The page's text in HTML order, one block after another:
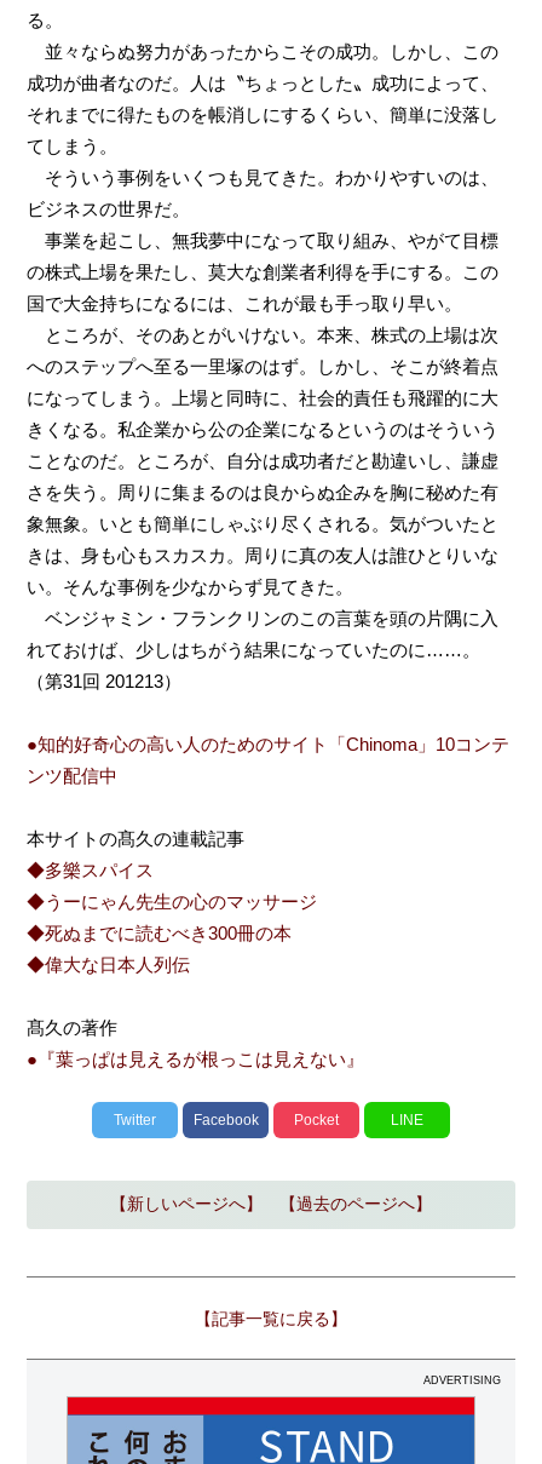
る。
並々ならぬ努力があったからこその成功。しかし、この
成功が曲者なのだ。人は〝ちょっとした〟成功によって、
それまでに得たものを帳消しにするくらい、簡単に没落し
てしまう。
そういう事例をいくつも見てきた。わかりやすいのは、
ビジネスの世界だ。
事業を起こし、無我夢中になって取り組み、やがて目標
の株式上場を果たし、莫大な創業者利得を手にする。この
国で大金持ちになるには、これが最も手っ取り早い。
ところが、そのあとがいけない。本来、株式の上場は次
へのステップへ至る一里塚のはず。しかし、そこが終着点
になってしまう。上場と同時に、社会的責任も飛躍的に大
きくなる。私企業から公の企業になるというのはそういう
ことなのだ。ところが、自分は成功者だと勘違いし、謙虚
さを失う。周りに集まるのは良からぬ企みを胸に秘めた有
象無象。いとも簡単にしゃぶり尽くされる。気がついたと
きは、身も心もスカスカ。周りに真の友人は誰ひとりいな
い。そんな事例を少なからず見てきた。
ベンジャミン・フランクリンのこの言葉を頭の片隅に入
れておけば、少しはちがう結果になっていたのに……。
（第31回 201213）
●知的好奇心の高い人のためのサイト「Chinoma」10コンテ
ンツ配信中
本サイトの髙久の連載記事
◆多樂スパイス
◆うーにゃん先生の心のマッサージ
◆死ぬまでに読むべき300冊の本
◆偉大な日本人列伝
髙久の著作
●『葉っぱは見えるが根っこは見えない』
Twitter Facebook Pocket LINE
【新しいページへ】 【過去のページへ】
【記事一覧に戻る】
ADVERTISING